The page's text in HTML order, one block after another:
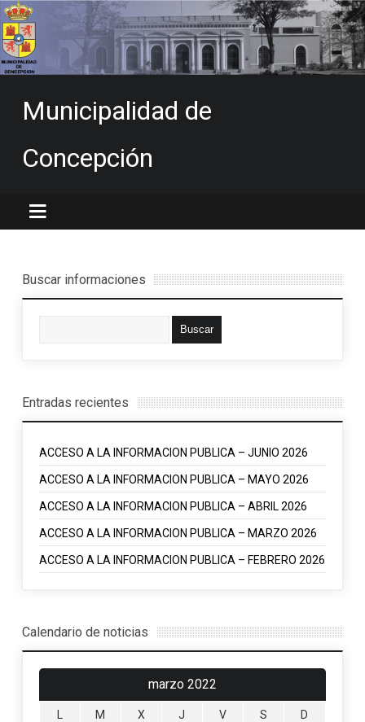
Municipalidad de
Concepción
Buscar informaciones
Entradas recientes
ACCESO A LA INFORMACION PUBLICA – JUNIO 2026
ACCESO A LA INFORMACION PUBLICA – MAYO 2026
ACCESO A LA INFORMACION PUBLICA – ABRIL 2026
ACCESO A LA INFORMACION PUBLICA – MARZO 2026
ACCESO A LA INFORMACION PUBLICA – FEBRERO 2026
Calendario de noticias
marzo 2022
M X J V S D